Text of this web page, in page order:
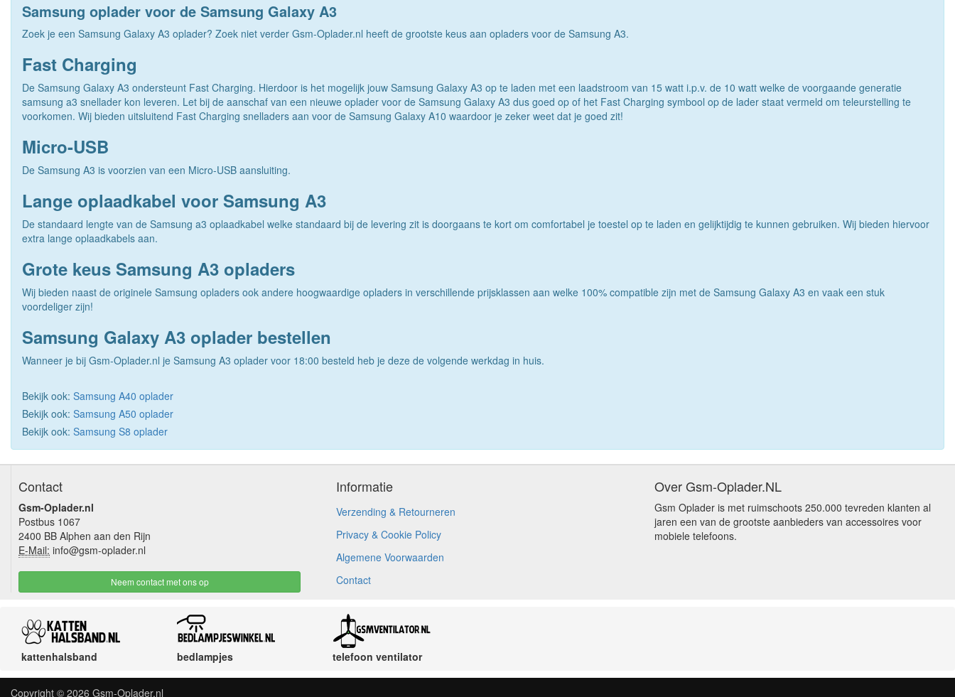
Samsung oplader voor de Samsung Galaxy A3
Zoek je een Samsung Galaxy A3 oplader? Zoek niet verder Gsm-Oplader.nl heeft de grootste keus aan opladers voor de Samsung A3.
Fast Charging
De Samsung Galaxy A3 ondersteunt Fast Charging. Hierdoor is het mogelijk jouw Samsung Galaxy A3 op te laden met een laadstroom van 15 watt i.p.v. de 10 watt welke de voorgaande generatie
samsung a3 snellader kon leveren. Let bij de aanschaf van een nieuwe oplader voor de Samsung Galaxy A3 dus goed op of het Fast Charging symbool op de lader staat vermeld om teleurstelling te
voorkomen. Wij bieden uitsluitend Fast Charging snelladers aan voor de Samsung Galaxy A10 waardoor je zeker weet dat je goed zit!
Micro-USB
De Samsung A3 is voorzien van een Micro-USB aansluiting.
Lange oplaadkabel voor Samsung A3
De standaard lengte van de Samsung a3 oplaadkabel welke standaard bij de levering zit is doorgaans te kort om comfortabel je toestel op te laden en gelijktijdig te kunnen gebruiken. Wij bieden hiervoor
extra lange oplaadkabels aan.
Grote keus Samsung A3 opladers
Wij bieden naast de originele Samsung opladers ook andere hoogwaardige opladers in verschillende prijsklassen aan welke 100% compatible zijn met de Samsung Galaxy A3 en vaak een stuk
voordeliger zijn!
Samsung Galaxy A3 oplader bestellen
Wanneer je bij Gsm-Oplader.nl je Samsung A3 oplader voor 18:00 besteld heb je deze de volgende werkdag in huis.
Bekijk ook: Samsung A40 oplader
Bekijk ook: Samsung A50 oplader
Bekijk ook: Samsung S8 oplader
Contact
Gsm-Oplader.nl
Postbus 1067
2400 BB Alphen aan den Rijn
E-Mail: info@gsm-oplader.nl
Neem contact met ons op
Informatie
Verzending & Retourneren
Privacy & Cookie Policy
Algemene Voorwaarden
Contact
Over Gsm-Oplader.NL
Gsm Oplader is met ruimschoots 250.000 tevreden klanten al
jaren een van de grootste aanbieders van accessoires voor
mobiele telefoons.
kattenhalsband bedlampjes telefoon ventilator
Copyright © 2026 Gsm-Oplader.nl